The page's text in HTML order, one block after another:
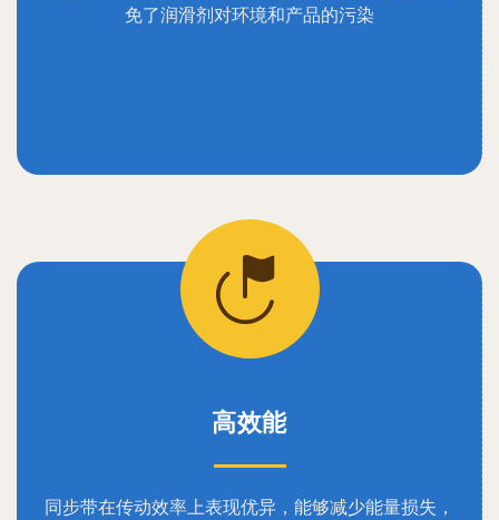
免了润滑剂对环境和产品的污染
高效能
同步带在传动效率上表现优异，能够减少能量损失，